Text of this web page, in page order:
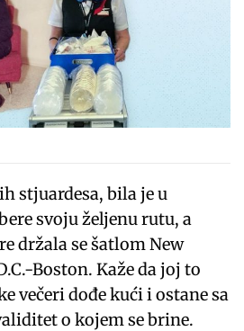
stjuardesa, bila je u
svoju željenu rutu, a
držala se šatlom New
Boston. Kaže da joj to
večeri dođe kući i ostane sa
o kojem se brine.